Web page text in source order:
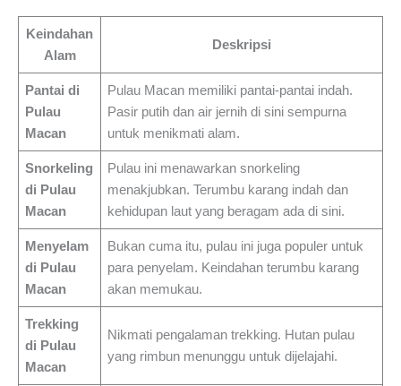
Keindahan
Alam
Deskripsi
Pantai di
Pulau
Macan
Pulau Macan memiliki pantai-pantai indah.
Pasir putih dan air jernih di sini sempurna
untuk menikmati alam.
Snorkeling
di Pulau
Macan
Pulau ini menawarkan snorkeling
menakjubkan. Terumbu karang indah dan
kehidupan laut yang beragam ada di sini.
Menyelam
di Pulau
Macan
Bukan cuma itu, pulau ini juga populer untuk
para penyelam. Keindahan terumbu karang
akan memukau.
Trekking
di Pulau
Macan
Nikmati pengalaman trekking. Hutan pulau
yang rimbun menunggu untuk dijelajahi.